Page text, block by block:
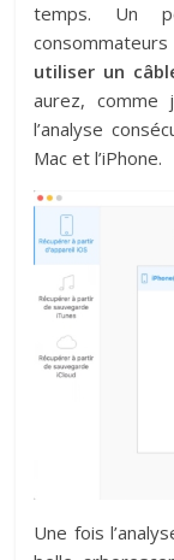
temps. Un
utiliser un
aurez, comme
l’analyse
Mac et l’iPhone.
Une fois